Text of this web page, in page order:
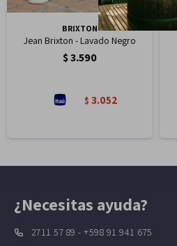
BRIXTON
Jean Brixton - Lavado Negro
$3.590
$ 3.052
¿Necesitas ayuda?
2711 57 89 - +598 91 941 675